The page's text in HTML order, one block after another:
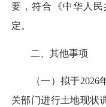
要，符合《中华人
定。
二、其他事项
（一）拟于2026年
关部门进行土地现状